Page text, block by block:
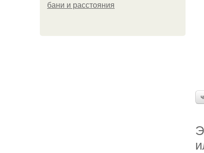
бани и расстояния